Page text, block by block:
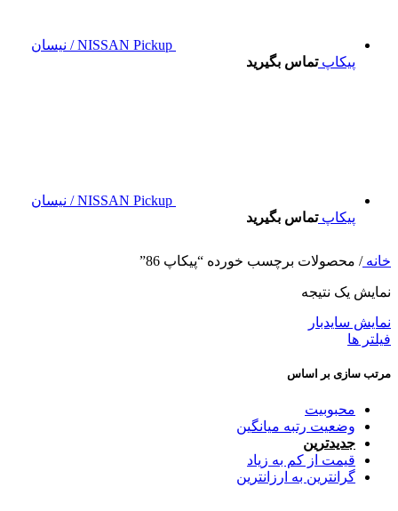
NISSAN Pickup / نیسان
پیکاپتماس بگیرید
NISSAN Pickup / نیسان
پیکاپتماس بگیرید
خانه/ محصولات برچسب خورده “پیکاپ 86”
نمایش یک نتیجه
نمایش سایدبار
فیلتر ها
مرتب سازی بر اساس
محبوبیت
وضعیت رتبه میانگین
جدیدترین
قیمت از کم به زیاد
گرانترین به ارزانترین